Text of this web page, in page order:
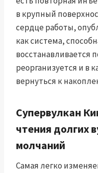
в крупный
сердце работы,
как система,
восстанавливается
реорганизуется и в
вернуться к
Супервулкан
чтения долгих
молчаний
Самая легко